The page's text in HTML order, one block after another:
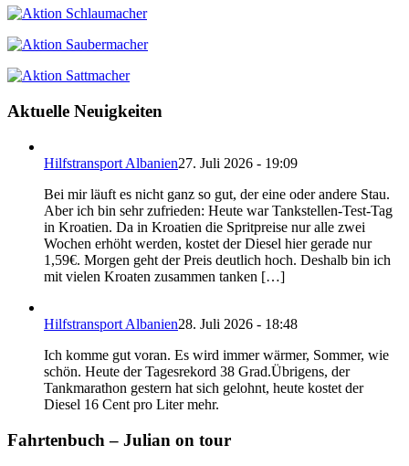
Aktuelle Neuigkeiten
Hilfstransport Albanien27. Juli 2026 - 19:09
Bei mir läuft es nicht ganz so gut, der eine oder andere Stau.
Aber ich bin sehr zufrieden: Heute war Tankstellen-Test-Tag
in Kroatien. Da in Kroatien die Spritpreise nur alle zwei
Wochen erhöht werden, kostet der Diesel hier gerade nur
1,59€. Morgen geht der Preis deutlich hoch. Deshalb bin ich
mit vielen Kroaten zusammen tanken […]
Hilfstransport Albanien28. Juli 2026 - 18:48
Ich komme gut voran. Es wird immer wärmer, Sommer, wie
schön. Heute der Tagesrekord 38 Grad.Übrigens, der
Tankmarathon gestern hat sich gelohnt, heute kostet der
Diesel 16 Cent pro Liter mehr.
Fahrtenbuch – Julian on tour